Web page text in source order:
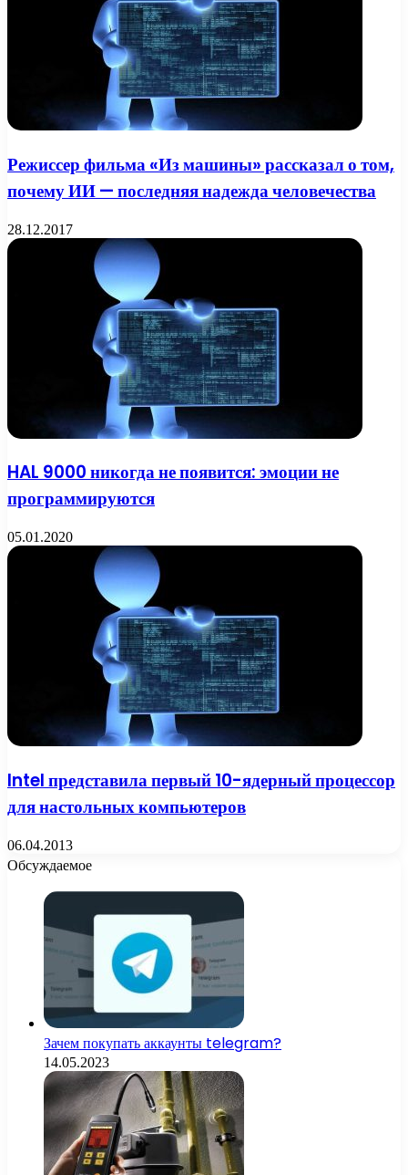
Режиссер фильма «Из машины» рассказал о том,
почему ИИ — последняя надежда человечества
28.12.2017
HAL 9000 никогда не появится: эмоции не
программируются
05.01.2020
Intel представила первый 10-ядерный процессор
для настольных компьютеров
06.04.2013
Обсуждаемое
Зачем покупать аккаунты telegram?
14.05.2023